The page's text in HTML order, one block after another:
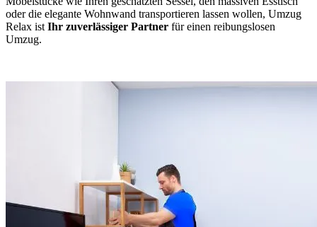
oder die elegante Wohnwand transportieren lassen wollen, Umzug
Relax ist Ihr zuverlässiger Partner für einen reibungslosen
Umzug.